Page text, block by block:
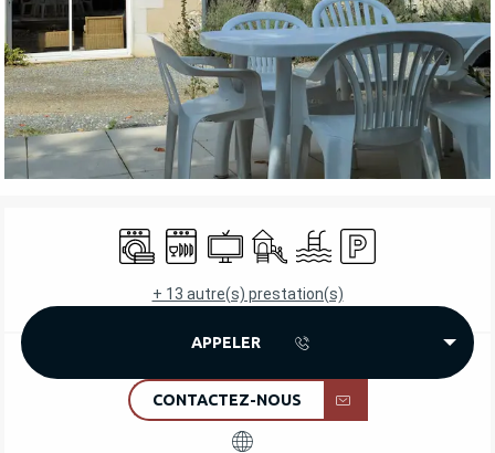
OUVERTURE ET COORDONNÉES
Lave lingeLave vaisselle
TélévisionJeux pour enfants / Espace
PiscineParking
+ 13 autre(s) prestation(s)
APPELER
CONTACTEZ-NOUS